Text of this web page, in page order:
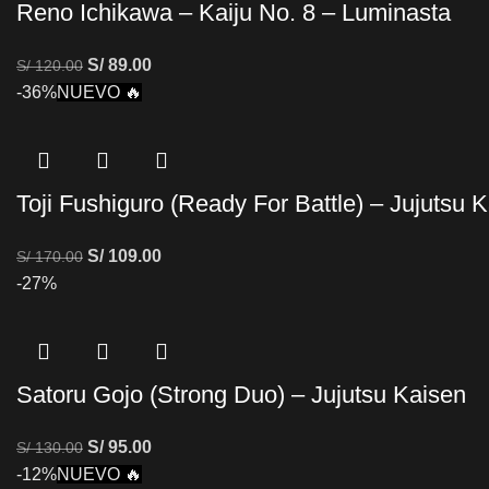
Reno Ichikawa – Kaiju No. 8 – Luminasta
S/120.00 S/89.00
-36%NUEVO 🔥
Toji Fushiguro (Ready For Battle) – Jujutsu
S/170.00 S/109.00
-27%
Satoru Gojo (Strong Duo) – Jujutsu Kaisen
S/130.00 S/95.00
-12%NUEVO 🔥